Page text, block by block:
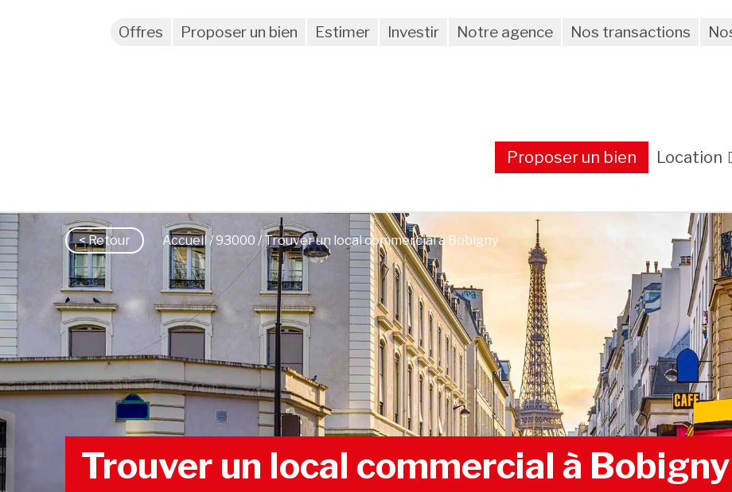
Offres Proposer un bien Estimer Investir Notre agence Nos transactions
Proposer un bien Location
< Retour Accueil/93000 / Trouver un local commercial à Bobigny
Trouver un local commercial à Bobigny